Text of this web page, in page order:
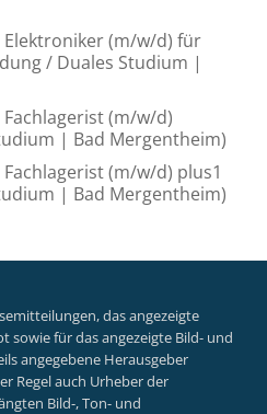
Elektroniker (m/w/d) für
/ Duales Studium |
(m/w/d)
| Bad Mergentheim)
(m/w/d) plus1
| Bad Mergentheim)
das angezeigte
sowie für das angezeigte Bild- und
angegebene Herausgeber
Regel auch Urheber der
Bild-, Ton- und